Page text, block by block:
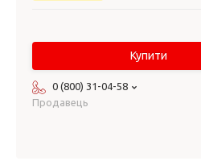
Купити
0 (800) 31-04-58
Продавець